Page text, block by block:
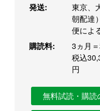
発送:
東京、
朝配達
便によ
購読料:
3ヵ月
税込
円
無料試読・購読